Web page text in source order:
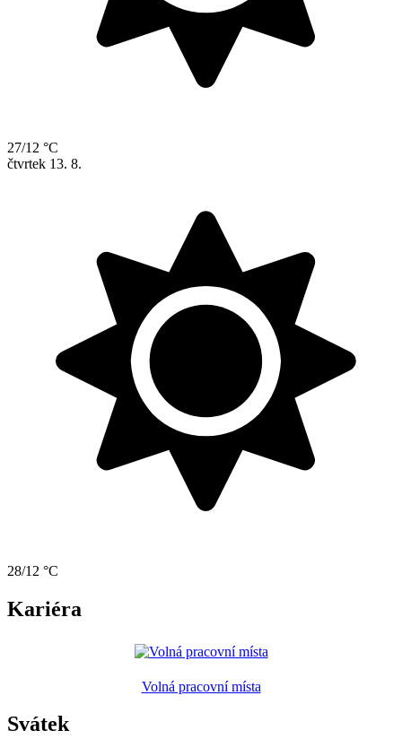
27/12 °C
čtvrtek 13. 8.
28/12 °C
Kariéra
Volná pracovní místa
Svátek